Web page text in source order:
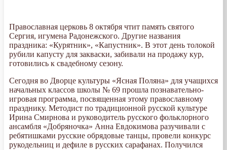
Православная церковь 8 октября чтит память святого
Сергия, игумена Радонежского. Другие названия
праздника: «Курятник», «Капустник». В этот день толокой
рубили капусту для закваски, забивали на продажу кур,
готовились к свадебному сезону.
Сегодня во Дворце культуры «Ясная Поляна» для учащихся
начальных классов школы № 69 прошла познавательно-
игровая программа, посвященная этому православному
празднику. Методист по традиционной русской культуре
Ирина Смирнова и руководитель русского фольклорного
ансамбля «Добряночка» Анна Евдокимова разучивали с
ребятишками русские обрядовые танцы, провели конкурс
рукодельниц и дефиле в русских сарафанах. Получился